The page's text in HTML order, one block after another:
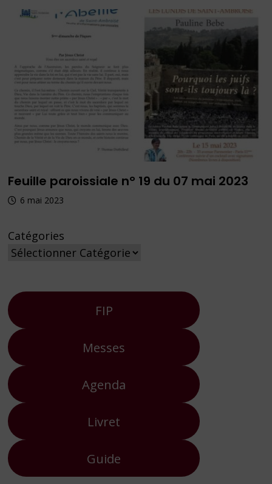
Feuille paroissiale n° 19 du 07 mai 2023
6 mai 2023
Catégories
FIP
Messes
Agenda
Livret
Guide